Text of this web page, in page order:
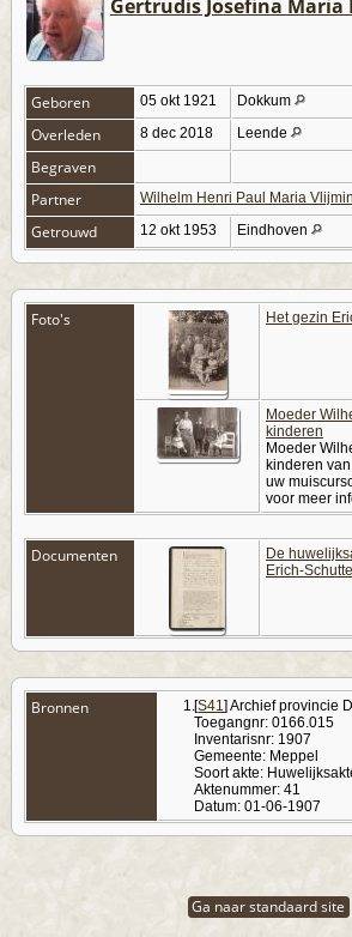
Gertrudis Josefina Maria
Geboren 05 okt 1921 Dokkum
Overleden 8 dec 2018 Leende
Begraven
Partner
Wilhelm Henri Paul Maria
Getrouwd 12 okt 1953 Eindhoven
Foto's Het gezin
Moeder
kinderen
Moeder
kinderen
uw
voor meer
Documenten
De
Erich-Schutte
Bronnen [S41] Archief provincie
Toegangnr: 0166.015
Inventarisnr: 1907
Gemeente: Meppel
Soort akte:
Aktenummer: 41
Datum: 01-06-1907
Ga naar standaard site